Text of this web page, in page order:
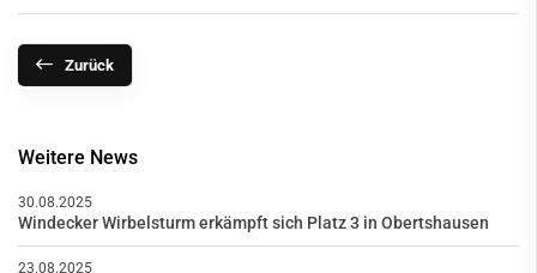
Zurück
Weitere News
30.08.2025
Windecker Wirbelsturm erkämpft sich Platz 3 in Obertshausen
23.08.2025